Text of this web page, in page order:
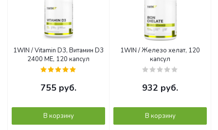
1WIN / Vitamin D3, Витамин D3
2400 ME, 120 капсул
755 руб.
В корзину
1WIN / Железо хелат, 120
капсул
932 руб.
В корзину